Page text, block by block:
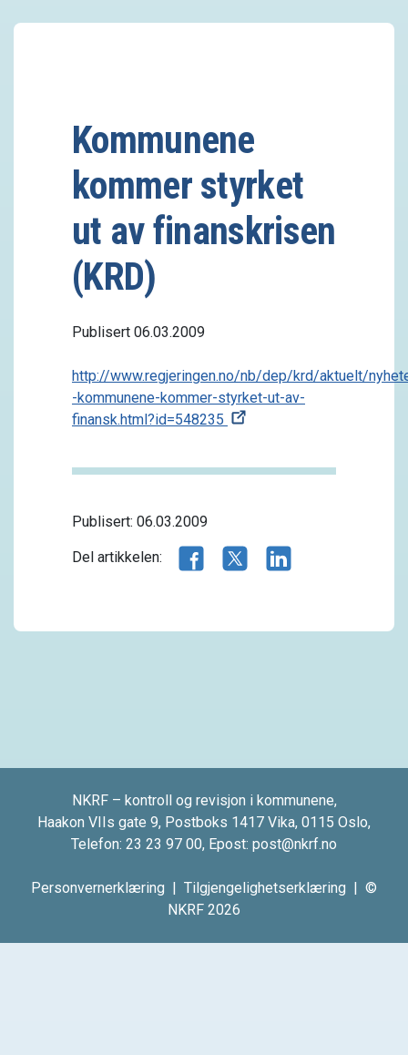
Kommunene
kommer styrket
ut av finanskrisen
(KRD)
Publisert 06.03.2009
http://www.regjeringen.no/nb/dep/krd/aktuelt/
-kommunene-kommer-styrket-ut-av-
finansk.html?id=548235
Publisert: 06.03.2009
Del artikkelen: Del artikkelen på Facebook
Del artikkelen på X.com
NKRF – kontroll og revisjon i kommunene,
Haakon VIIs gate 9, Postboks 1417 Vika, 0115 Oslo,
Telefon: 23 23 97 00, Epost: post@nkrf.no
Personvernerklæring | Tilgjengelighetserklæring | ©
NKRF 2026